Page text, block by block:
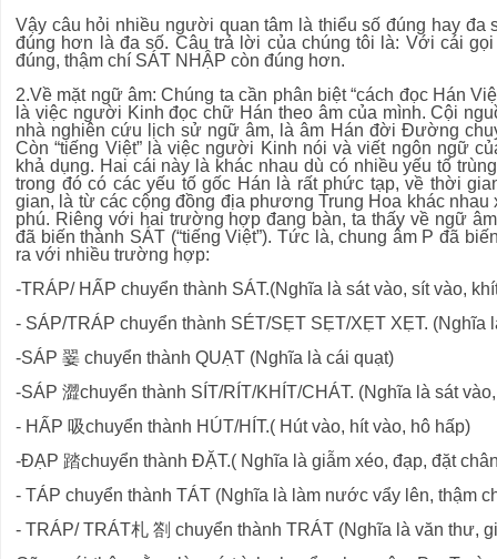
Vậy câu hỏi nhiều người quan tâm là thiểu số đúng hay đa
đúng hơn là đa số. Câu trả lời của chúng tôi là: Với cái gọi
đúng, thậm chí SÁT NHẬP còn đúng hơn.
2.Về mặt ngữ âm: Chúng ta cần phân biệt “cách đọc Hán
là việc người Kinh đọc chữ Hán theo âm của mình. Cội
nhà nghiên cứu lịch sử ngữ âm, là âm Hán đời Đường
Còn “tiếng Việt” là việc người Kinh nói và viết ngôn ngữ
khả dụng. Hai cái này là khác nhau dù có nhiều yếu tố
trong đó có các yếu tố gốc Hán là rất phức tạp, về thời
gian, là từ các cộng đồng địa phương Trung Hoa khác
phú. Riêng với hai trường hợp đang bàn, ta thấy về ngữ
đã biến thành SÁT (“tiếng Việt”). Tức là, chung âm P đã
ra với nhiều trường hợp:
-TRÁP/ HẤP chuyển thành SÁT.(Nghĩa là sát vào, sít vào,
- SÁP/TRÁP chuyển thành SÉT/SẸT SẸT/XẸT XẸT. (Nghĩa
-SÁP 翣 chuyển thành QUẠT (Nghĩa là cái quạt)
-SÁP 澀chuyển thành SÍT/RÍT/KHÍT/CHÁT. (Nghĩa là sát
- HẤP 吸chuyển thành HÚT/HÍT.( Hút vào, hít vào, hô hấp)
-ĐẠP 踏chuyển thành ĐẶT.( Nghĩa là giẫm xéo, đạp, đặt
- TÁP chuyển thành TÁT (Nghĩa là làm nước vẩy lên, thậm
- TRÁP/ TRÁT札 劄 chuyển thành TRÁT (Nghĩa là văn